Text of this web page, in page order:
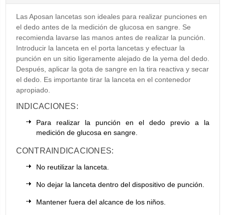
Las Aposan lancetas son ideales para realizar punciones en
el dedo antes de la medición de glucosa en sangre. Se
recomienda lavarse las manos antes de realizar la punción.
Introducir la lanceta en el porta lancetas y efectuar la
punción en un sitio ligeramente alejado de la yema del dedo.
Después, aplicar la gota de sangre en la tira reactiva y secar
el dedo. Es importante tirar la lanceta en el contenedor
apropiado.
INDICACIONES:
Para realizar la punción en el dedo previo a la
medición de glucosa en sangre.
CONTRAINDICACIONES:
No reutilizar la lanceta.
No dejar la lanceta dentro del dispositivo de punción.
Mantener fuera del alcance de los niños.